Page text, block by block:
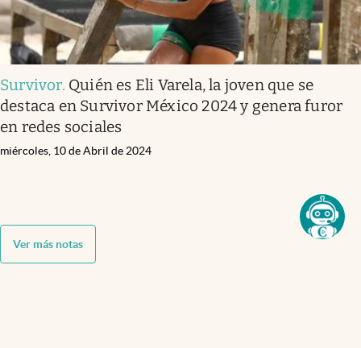
Survivor. Quién es Eli Varela, la joven que se
destaca en Survivor México 2024 y genera furor
en redes sociales
miércoles, 10 de Abril de 2024
Ver más notas